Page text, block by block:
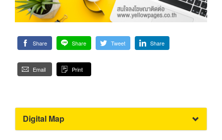
Share Share Tweet Share
Email Print
Digital Map